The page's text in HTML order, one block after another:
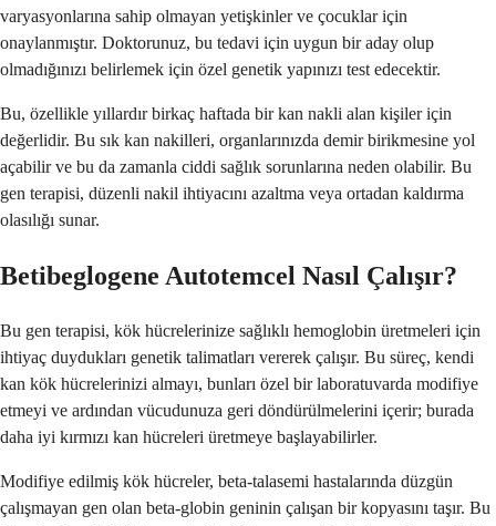
varyasyonlarına sahip olmayan yetişkinler ve çocuklar için
onaylanmıştır. Doktorunuz, bu tedavi için uygun bir aday olup
olmadığınızı belirlemek için özel genetik yapınızı test edecektir.
Bu, özellikle yıllardır birkaç haftada bir kan nakli alan kişiler için
değerlidir. Bu sık kan nakilleri, organlarınızda demir birikmesine yol
açabilir ve bu da zamanla ciddi sağlık sorunlarına neden olabilir. Bu
gen terapisi, düzenli nakil ihtiyacını azaltma veya ortadan kaldırma
olasılığı sunar.
Betibeglogene Autotemcel Nasıl Çalışır?
Bu gen terapisi, kök hücrelerinize sağlıklı hemoglobin üretmeleri için
ihtiyaç duydukları genetik talimatları vererek çalışır. Bu süreç, kendi
kan kök hücrelerinizi almayı, bunları özel bir laboratuvarda modifiye
etmeyi ve ardından vücudunuza geri döndürülmelerini içerir; burada
daha iyi kırmızı kan hücreleri üretmeye başlayabilirler.
Modifiye edilmiş kök hücreler, beta-talasemi hastalarında düzgün
çalışmayan gen olan beta-globin geninin çalışan bir kopyasını taşır. Bu